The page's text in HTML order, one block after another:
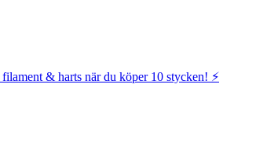
& harts när du köper 10 stycken! ⚡️